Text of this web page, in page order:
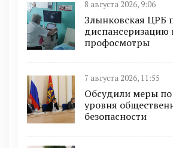
8 августа 2026, 9:06
Злынковская ЦРБ
диспансеризацию
профосмотры
7 августа 2026, 11:55
Обсудили меры
уровня
безопасности